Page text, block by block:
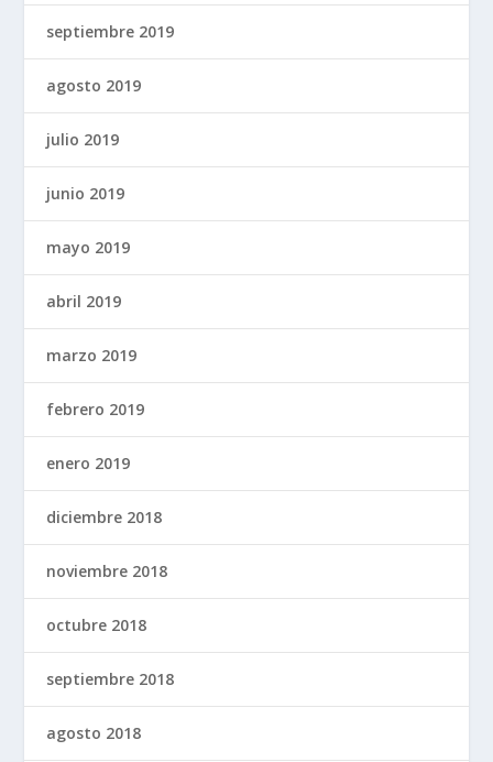
septiembre 2019
agosto 2019
julio 2019
junio 2019
mayo 2019
abril 2019
marzo 2019
febrero 2019
enero 2019
diciembre 2018
noviembre 2018
octubre 2018
septiembre 2018
agosto 2018